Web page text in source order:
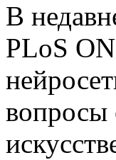
В
PLoS
вопросы